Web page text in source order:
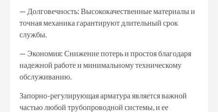
— Долговечность: Высококачественные материалы и
точная механика гарантируют длительный срок
службы.
— Экономия: Снижение потерь и простоя благодаря
надежной работе и минимальному техническому
обслуживанию.
Запорно-регулирующая арматура является важной
частью любой трубопроводной системы, и ее